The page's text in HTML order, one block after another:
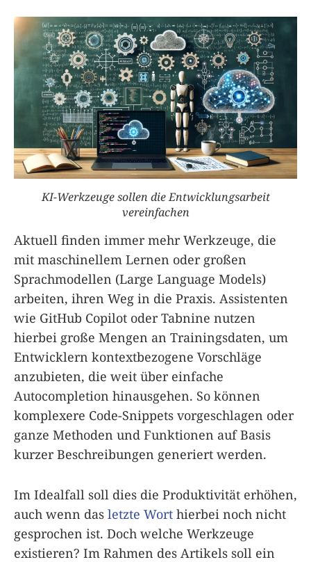
KI-Werkzeuge sollen die Entwicklungsarbeit
vereinfachen
Aktuell finden immer mehr Werkzeuge, die
mit maschinellem Lernen oder großen
Sprachmodellen (Large Language Models)
arbeiten, ihren Weg in die Praxis. Assistenten
wie GitHub Copilot oder Tabnine nutzen
hierbei große Mengen an Trainingsdaten, um
Entwicklern kontextbezogene Vorschläge
anzubieten, die weit über einfache
Autocompletion hinausgehen. So können
komplexere Code-Snippets vorgeschlagen oder
ganze Methoden und Funktionen auf Basis
kurzer Beschreibungen generiert werden.
Im Idealfall soll dies die Produktivität erhöhen,
auch wenn das letzte Wort hierbei noch nicht
gesprochen ist. Doch welche Werkzeuge
existieren? Im Rahmen des Artikels soll ein